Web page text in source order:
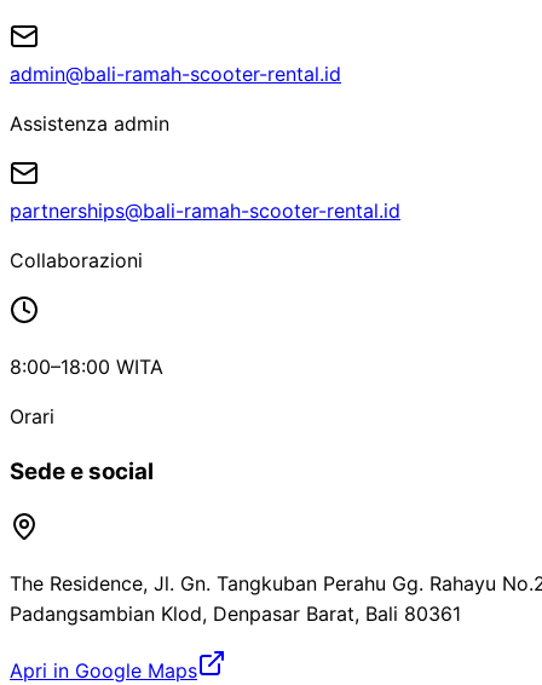
admin@bali-ramah-scooter-rental.id
Assistenza admin
partnerships@bali-ramah-scooter-rental.id
Collaborazioni
8:00–18:00 WITA
Orari
Sede e social
The Residence, Jl. Gn. Tangkuban Perahu Gg. Rahayu
Padangsambian Klod, Denpasar Barat, Bali 80361
Apri in Google Maps